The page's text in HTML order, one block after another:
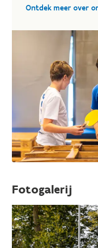
Ontdek meer over
Fotogalerij